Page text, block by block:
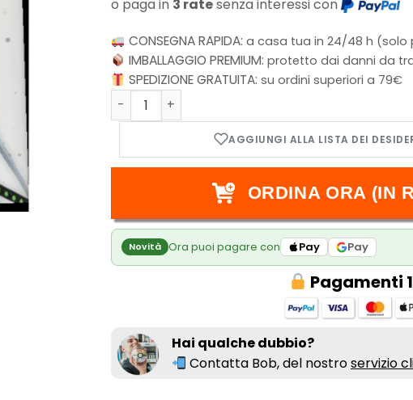
o paga in 3 ratesenza interessi con
CONSEGNA RAPIDA: a casa tua in 24/48 h (solo
IMBALLAGGIO PREMIUM: protetto dai danni da
SPEDIZIONE GRATUITA: su ordini superiori a 79€
Shaman King Flowers - Vol.2 (di 6) quantità
ORDINA ORA (IN
Novità Ora puoi pagare con Pay Pay
Pagamenti
Hai qualche dubbio?
Contatta Bob, del nostroservizio